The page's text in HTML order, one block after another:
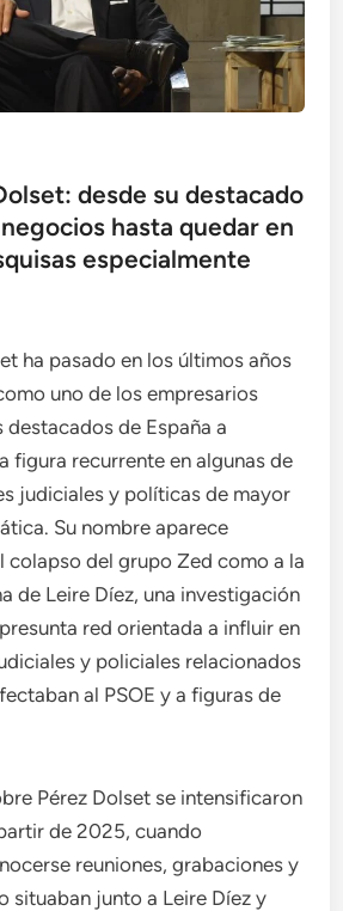
desde su destacado
hasta quedar en
especialmente
ha pasado en los últimos años
uno de los empresarios
de España a
figura recurrente en algunas de
judiciales y políticas de mayor
Su nombre aparece
colapso del grupo Zed como a la
de Leire Díez, una investigación
red orientada a influir en
y policiales relacionados
al PSOE y a figuras de
Pérez Dolset se intensificaron
de 2025, cuando
reuniones, grabaciones y
situaban junto a Leire Díez y